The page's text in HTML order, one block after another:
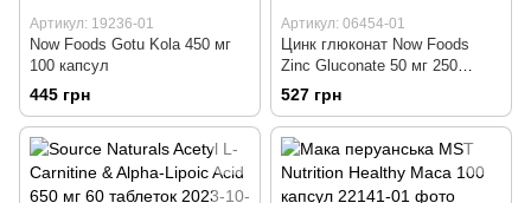
Артикул: 19236-01
Now Foods Gotu Kola 450 мг
100 капсул
445 грн
Артикул: 06454-01
Цинк глюконат Now Foods
Zinc Gluconate 50 мг 250
таблеток
527 грн